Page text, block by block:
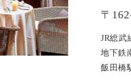
〒
JR総武
地下鉄
飯田橋